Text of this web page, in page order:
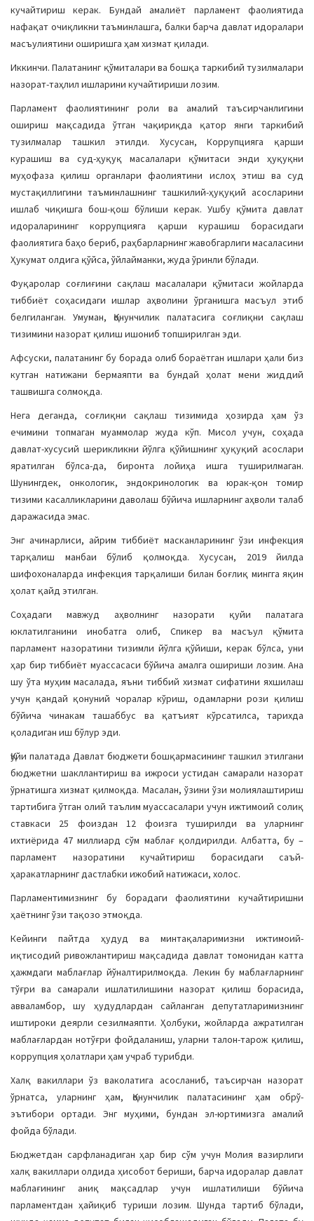
кучайтириш керак. Бундай амалиёт парламент фаолиятида
нафақат очиқликни таъминлашга, балки барча давлат идоралари
масъулиятини оширишга ҳам хизмат қилади.
Иккинчи. Палатанинг қўмиталари ва бошқа таркибий тузилмалари
назорат-таҳлил ишларини кучайтириши лозим.
Парламент фаолиятининг роли ва амалий таъсирчанлигини
ошириш мақсадида ўтган чақириқда қатор янги таркибий
тузилмалар ташкил этилди. Хусусан, Коррупцияга қарши
курашиш ва суд-ҳуқуқ масалалари қўмитаси энди ҳуқуқни
муҳофаза қилиш органлари фаолиятини ислоҳ этиш ва суд
мустақиллигини таъминлашнинг ташкилий-ҳуқуқий асосларини
ишлаб чиқишга бош-қош бўлиши керак. Ушбу қўмита давлат
идораларининг коррупцияга қарши курашиш борасидаги
фаолиятига баҳо бериб, раҳбарларнинг жавобгарлиги масаласини
Ҳукумат олдига қўйса, ўйлайманки, жуда ўринли бўлади.
Фуқаролар соғлиғини сақлаш масалалари қўмитаси жойларда
тиббиёт соҳасидаги ишлар аҳволини ўрганишга масъул этиб
белгиланган. Умуман, Қонунчилик палатасига соғлиқни сақлаш
тизимини назорат қилиш ишониб топширилган эди.
Афсуски, палатанинг бу борада олиб бораётган ишлари ҳали биз
кутган натижани бермаяпти ва бундай ҳолат мени жиддий
ташвишга солмоқда.
Нега деганда, соғлиқни сақлаш тизимида ҳозирда ҳам ўз
ечимини топмаган муаммолар жуда кўп. Мисол учун, соҳада
давлат-хусусий шерикликни йўлга қўйишнинг ҳуқуқий асослари
яратилган бўлса-да, биронта лойиҳа ишга туширилмаган.
Шунингдек, онкологик, эндокринологик ва юрак-қон томир
тизими касалликларини даволаш бўйича ишларнинг аҳволи талаб
даражасида эмас.
Энг ачинарлиси, айрим тиббиёт масканларининг ўзи инфекция
тарқалиш манбаи бўлиб қолмоқда. Хусусан, 2019 йилда
шифохоналарда инфекция тарқалиши билан боғлиқ мингга яқин
ҳолат қайд этилган.
Соҳадаги мавжуд аҳволнинг назорати қуйи палатага
юклатилганини инобатга олиб, Спикер ва масъул қўмита
парламент назоратини тизимли йўлга қўйиши, керак бўлса, уни
ҳар бир тиббиёт муассасаси бўйича амалга ошириши лозим. Ана
шу ўта муҳим масалада, яъни тиббий хизмат сифатини яхшилаш
учун қандай қонуний чоралар кўриш, одамларни рози қилиш
бўйича чинакам ташаббус ва қатъият кўрсатилса, тарихда
қоладиган иш бўлур эди.
Қуйи палатада Давлат бюджети бошқармасининг ташкил этилгани
бюджетни шакллантириш ва ижроси устидан самарали назорат
ўрнатишга хизмат қилмоқда. Масалан, ўзини ўзи молиялаштириш
тартибига ўтган олий таълим муассасалари учун ижтимоий солиқ
ставкаси 25 фоиздан 12 фоизга туширилди ва уларнинг
ихтиёрида 47 миллиард сўм маблағ қолдирилди. Албатта, бу –
парламент назоратини кучайтириш борасидаги саъй-
ҳаракатларнинг дастлабки ижобий натижаси, холос.
Парламентимизнинг бу борадаги фаолиятини кучайтиришни
ҳаётнинг ўзи тақозо этмоқда.
Кейинги пайтда ҳудуд ва минтақаларимизни ижтимоий-
иқтисодий ривожлантириш мақсадида давлат томонидан катта
ҳажмдаги маблағлар йўналтирилмоқда. Лекин бу маблағларнинг
тўғри ва самарали ишлатилишини назорат қилиш борасида,
авваламбор, шу ҳудудлардан сайланган депутатларимизнинг
иштироки деярли сезилмаяпти. Ҳолбуки, жойларда ажратилган
маблағлардан нотўғри фойдаланиш, уларни талон-тарож қилиш,
коррупция ҳолатлари ҳам учраб турибди.
Халқ вакиллари ўз ваколатига асосланиб, таъсирчан назорат
ўрнатса, уларнинг ҳам, Қонунчилик палатасининг ҳам обрў-
эътибори ортади. Энг муҳими, бундан эл-юртимизга амалий
фойда бўлади.
Бюджетдан сарфланадиган ҳар бир сўм учун Молия вазирлиги
халқ вакиллари олдида ҳисобот бериши, барча идоралар давлат
маблағининг аниқ мақсадлар учун ишлатилиши бўйича
парламентдан ҳайиқиб туриши лозим. Шунда тартиб бўлади,